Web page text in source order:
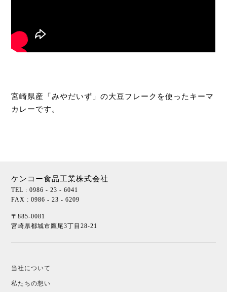
宮崎県産「みやだいず」の大豆フレークを使ったキーマ
カレーです。
ケンコー食品工業株式会社
TEL : 0986 - 23 - 6041
FAX : 0986 - 23 - 6209
〒885-0081
宮崎県都城市鷹尾3丁目28-21
当社について
私たちの想い